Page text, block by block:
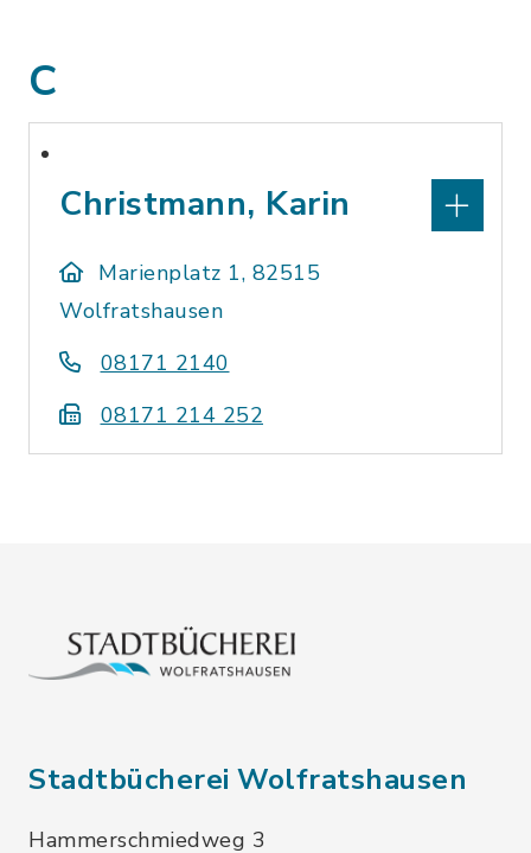
C
Christmann, Karin
Marienplatz 1, 82515
Wolfratshausen
08171 2140
08171 214 252
Stadtbücherei Wolfratshausen
Hammerschmiedweg 3